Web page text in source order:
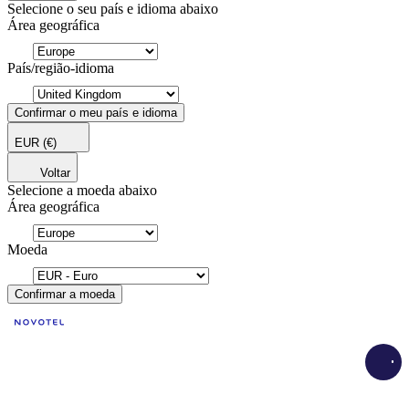
Selecione o seu país e idioma abaixo
Área geográfica
País/região-idioma
Confirmar o meu país e idioma
EUR (€)
Voltar
Selecione a moeda abaixo
Área geográfica
Moeda
Confirmar a moeda